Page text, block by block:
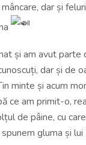
dar și
și am avut parte
dar și de
minte și acum
ce am primit-o,
de pâine, cu
gluma și